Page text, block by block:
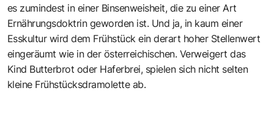
es zumindest in einer Binsenweisheit, die zu einer Art
Ernährungsdoktrin geworden ist. Und ja, in kaum einer
Esskultur wird dem Frühstück ein derart hoher Stellenwert
eingeräumt wie in der österreichischen. Verweigert das
Kind Butterbrot oder Haferbrei, spielen sich nicht selten
kleine Frühstücksdramolette ab.